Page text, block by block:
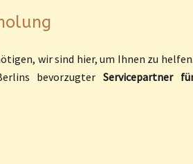
wir sind hier, um Ihnen zu helfen.
bevorzugter Servicepartner